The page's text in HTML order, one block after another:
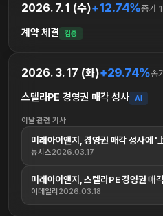
2026. 7. 1 (수)+12.74%종가
계약 체결 검증
2026. 3. 17 (화)+29.74%종
스텔라PE 경영권 매각 성사 AI
이날 관련 기사
미래아이앤지, 경영권 매각 성사에
뉴시스2026.03.17
미래아이앤지, 스텔라PE 경영권 매
이데일리 2026.03.18